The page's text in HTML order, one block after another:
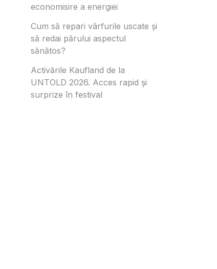
economisire a energiei
Cum să repari vârfurile uscate și
să redai părului aspectul
sănătos?
Activările Kaufland de la
UNTOLD 2026. Acces rapid și
surprize în festival